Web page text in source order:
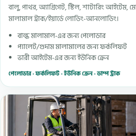
বালু, পাথর, অ্যাগ্রিগেট, স্টিল, শাটারিং আইটেম,
মালামাল ট্রাক/ইয়ার্ডে লোডিং-আনলোডিং।
বাল্ক মালামাল-এর জন্য পেলোডার
প্যালেট/গুদাম মালামালের জন্য ফর্কলিফট
ভারী আইটেম-এর জন্য ইউনিক ক্রেন
পেলোডার · ফর্কলিফট · ইউনিক ক্রেন · ডাম্প ট্রাক